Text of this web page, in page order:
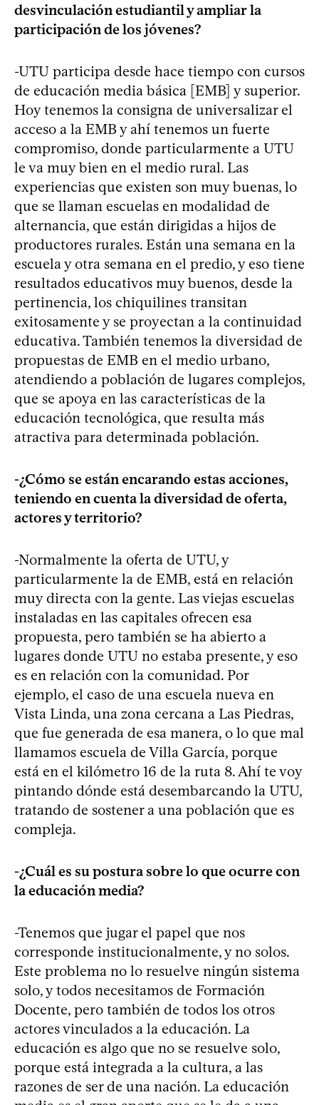
desvinculación estudiantil y ampliar la
participación de los jóvenes?
-UTU participa desde hace tiempo con cursos
de educación media básica [EMB] y superior.
Hoy tenemos la consigna de universalizar el
acceso a la EMB y ahí tenemos un fuerte
compromiso, donde particularmente a UTU
le va muy bien en el medio rural. Las
experiencias que existen son muy buenas, lo
que se llaman escuelas en modalidad de
alternancia, que están dirigidas a hijos de
productores rurales. Están una semana en la
escuela y otra semana en el predio, y eso tiene
resultados educativos muy buenos, desde la
pertinencia, los chiquilines transitan
exitosamente y se proyectan a la continuidad
educativa. También tenemos la diversidad de
propuestas de EMB en el medio urbano,
atendiendo a población de lugares complejos,
que se apoya en las características de la
educación tecnológica, que resulta más
atractiva para determinada población.
-¿Cómo se están encarando estas acciones,
teniendo en cuenta la diversidad de oferta,
actores y territorio?
-Normalmente la oferta de UTU, y
particularmente la de EMB, está en relación
muy directa con la gente. Las viejas escuelas
instaladas en las capitales ofrecen esa
propuesta, pero también se ha abierto a
lugares donde UTU no estaba presente, y eso
es en relación con la comunidad. Por
ejemplo, el caso de una escuela nueva en
Vista Linda, una zona cercana a Las Piedras,
que fue generada de esa manera, o lo que mal
llamamos escuela de Villa García, porque
está en el kilómetro 16 de la ruta 8. Ahí te voy
pintando dónde está desembarcando la UTU,
tratando de sostener a una población que es
compleja.
-¿Cuál es su postura sobre lo que ocurre con
la educación media?
-Tenemos que jugar el papel que nos
corresponde institucionalmente, y no solos.
Este problema no lo resuelve ningún sistema
solo, y todos necesitamos de Formación
Docente, pero también de todos los otros
actores vinculados a la educación. La
educación es algo que no se resuelve solo,
porque está integrada a la cultura, a las
razones de ser de una nación. La educación